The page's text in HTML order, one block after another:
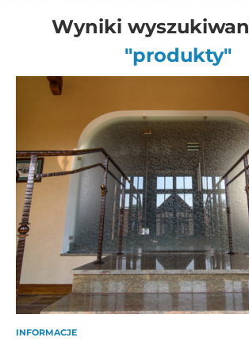
Wyniki
"produkty"
INFORMACJE